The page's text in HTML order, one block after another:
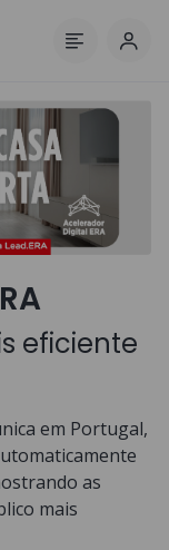
eficiente
em Portugal,
as
mais